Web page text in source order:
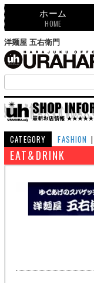
ホーム
HOME
洋麺屋 五右衛門
CATEGORY FASHION |
EAT&DRINK